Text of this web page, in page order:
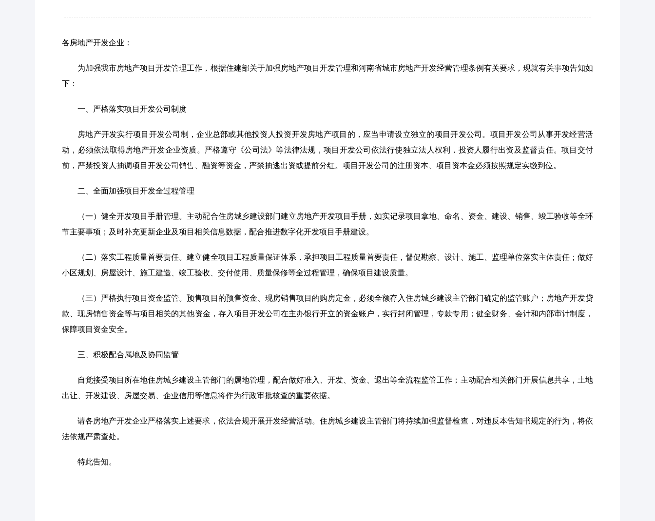
各房地产开发企业：
为加强我市房地产项目开发管理工作，根据住建部关于加强房地产项目开发管理和河南省城市房地产开发经营管理条例有关要求，现就有关事项告知如
下：
一、严格落实项目开发公司制度
房地产开发实行项目开发公司制，企业总部或其他投资人投资开发房地产项目的，应当申请设立独立的项目开发公司。项目开发公司从事开发经营活
动，必须依法取得房地产开发企业资质。严格遵守《公司法》等法律法规，项目开发公司依法行使独立法人权利，投资人履行出资及监督责任。项目交付
前，严禁投资人抽调项目开发公司销售、融资等资金，严禁抽逃出资或提前分红。项目开发公司的注册资本、项目资本金必须按照规定实缴到位。
二、全面加强项目开发全过程管理
（一）健全开发项目手册管理。主动配合住房城乡建设部门建立房地产开发项目手册，如实记录项目拿地、命名、资金、建设、销售、竣工验收等全环
节主要事项；及时补充更新企业及项目相关信息数据，配合推进数字化开发项目手册建设。
（二）落实工程质量首要责任。建立健全项目工程质量保证体系，承担项目工程质量首要责任，督促勘察、设计、施工、监理单位落实主体责任；做好
小区规划、房屋设计、施工建造、竣工验收、交付使用、质量保修等全过程管理，确保项目建设质量。
（三）严格执行项目资金监管。预售项目的预售资金、现房销售项目的购房定金，必须全额存入住房城乡建设主管部门确定的监管账户；房地产开发贷
款、现房销售资金等与项目相关的其他资金，存入项目开发公司在主办银行开立的资金账户，实行封闭管理，专款专用；健全财务、会计和内部审计制度，
保障项目资金安全。
三、积极配合属地及协同监管
自觉接受项目所在地住房城乡建设主管部门的属地管理，配合做好准入、开发、资金、退出等全流程监管工作；主动配合相关部门开展信息共享，土地
出让、开发建设、房屋交易、企业信用等信息将作为行政审批核查的重要依据。
请各房地产开发企业严格落实上述要求，依法合规开展开发经营活动。住房城乡建设主管部门将持续加强监督检查，对违反本告知书规定的行为，将依
法依规严肃查处。
特此告知。